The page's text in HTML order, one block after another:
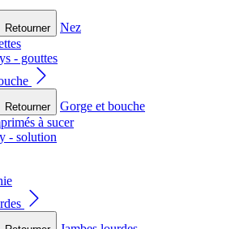
Retourner
Nez
- gouttes
Retourner
Gorge et bouche
à sucer
- solution